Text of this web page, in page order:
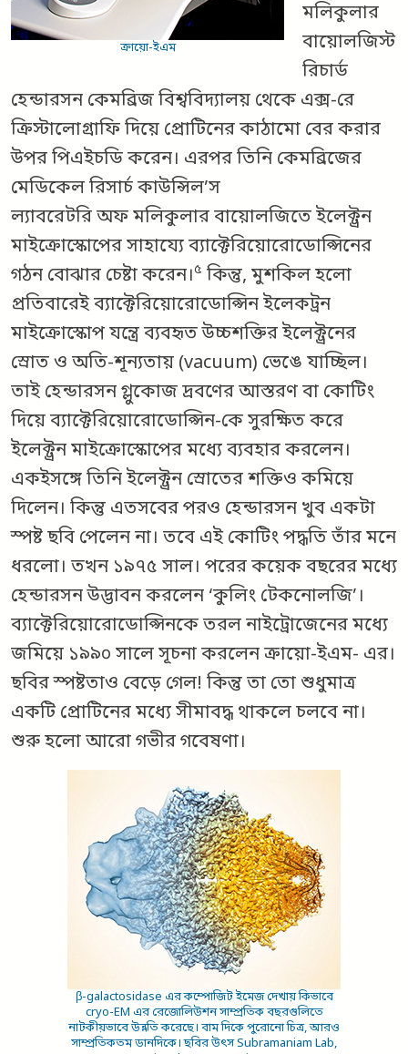
ক্রায়ো-ইএম
মলিকুলার
বায়োলজিস্ট
রিচার্ড
হেন্ডারসন কেমব্রিজ বিশ্ববিদ্যালয় থেকে এক্স-রে
ক্রিস্টালোগ্রাফি দিয়ে প্রোটিনের কাঠামো বের করার
উপর পিএইচডি করেন। এরপর তিনি কেমব্রিজের
মেডিকেল রিসার্চ কাউন্সিল’স
ল্যাবরেটরি অফ মলিকুলার বায়োলজিতে ইলেক্ট্রন
মাইক্রোস্কোপের সাহায্যে ব্যাক্টেরিয়োরোডোপ্সিনের
গঠন বোঝার চেষ্টা করেন।৫ কিন্তু, মুশকিল হলো
প্রতিবারেই ব্যাক্টেরিয়োরোডোপ্সিন ইলেকট্রন
মাইক্রোস্কোপ যন্ত্রে ব্যবহৃত উচ্চশক্তির ইলেক্ট্রনের
স্রোত ও অতি-শূন্যতায় (vacuum) ভেঙে যাচ্ছিল।
তাই হেন্ডারসন গ্লুকোজ দ্রবণের আস্তরণ বা কোটিং
দিয়ে ব্যাক্টেরিয়োরোডোপ্সিন-কে সুরক্ষিত করে
ইলেক্ট্রন মাইক্রোস্কোপের মধ্যে ব্যবহার করলেন।
একইসঙ্গে তিনি ইলেক্ট্রন স্রোতের শক্তিও কমিয়ে
দিলেন। কিন্তু এতসবের পরও হেন্ডারসন খুব একটা
স্পষ্ট ছবি পেলেন না। তবে এই কোটিং পদ্ধতি তাঁর মনে
ধরলো। তখন ১৯৭৫ সাল। পরের কয়েক বছরের মধ্যে
হেন্ডারসন উদ্ভাবন করলেন ‘কুলিং টেকনোলজি’।
ব্যাক্টেরিয়োরোডোপ্সিনকে তরল নাইট্রোজেনের মধ্যে
জমিয়ে ১৯৯০ সালে সূচনা করলেন ক্রায়ো-ইএম- এর।
ছবির স্পষ্টতাও বেড়ে গেল! কিন্তু তা তো শুধুমাত্র
একটি প্রোটিনের মধ্যে সীমাবদ্ধ থাকলে চলবে না।
শুরু হলো আরো গভীর গবেষণা।
β-galactosidase এর কম্পোজিট ইমেজ দেখায় কিভাবে
cryo-EM এর রেজোলিউশন সাম্প্রতিক বছরগুলিতে
নাটকীয়ভাবে উন্নতি করেছে। বাম দিকে পুরোনো চিত্র, আরও
সাম্প্রতিকতম ডানদিকে। ছবির উৎস Subramaniam Lab,